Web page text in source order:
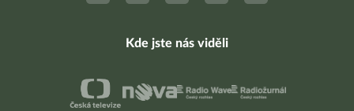
Kde jste nás viděli